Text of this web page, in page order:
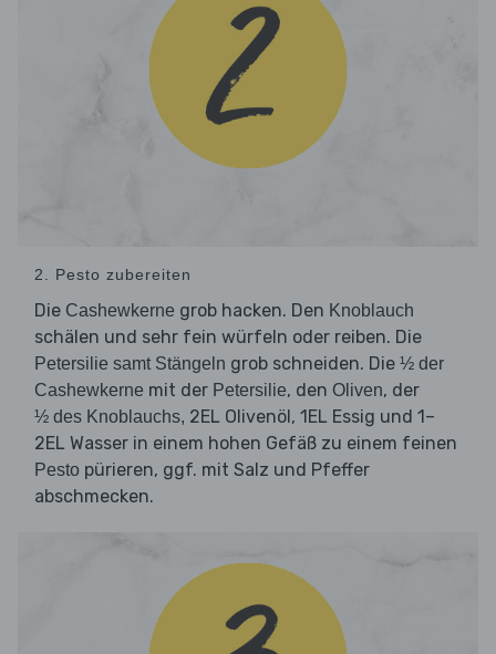
2. Pesto zubereiten
Die Cashewkerne grob hacken. Den Knoblauch
schälen und sehr fein würfeln oder reiben. Die
Petersilie samt Stängeln grob schneiden. Die ½ der
Cashewkerne mit der Petersilie, den Oliven, der
½ des Knoblauchs, 2EL Olivenöl, 1EL Essig und 1–
2EL Wasser in einem hohen Gefäß zu einem feinen
Pesto pürieren, ggf. mit Salz und Pfeffer
abschmecken.